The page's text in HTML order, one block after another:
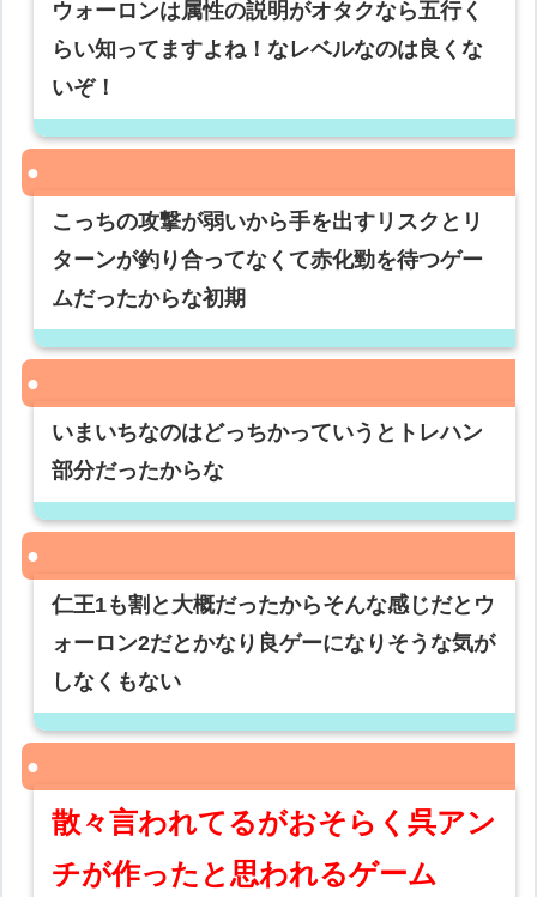
ウォーロンは属性の説明がオタクなら五行く
らい知ってますよね！なレベルなのは良くな
いぞ！
こっちの攻撃が弱いから手を出すリスクとリ
ターンが釣り合ってなくて赤化勁を待つゲー
ムだったからな初期
いまいちなのはどっちかっていうとトレハン
部分だったからな
仁王1も割と大概だったからそんな感じだとウ
ォーロン2だとかなり良ゲーになりそうな気が
しなくもない
散々言われてるがおそらく呉アン
チが作ったと思われるゲーム